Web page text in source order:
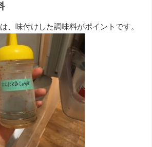
、味付けした調味料がポイントです。